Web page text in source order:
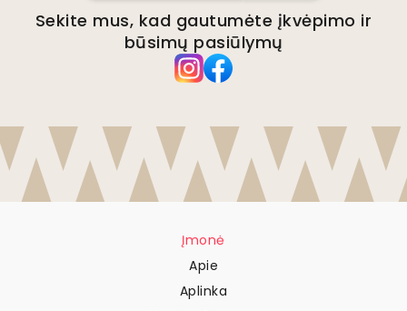
Sekite mus, kad gautumėte įkvėpimo ir
būsimų pasiūlymų
Įmonė
Apie
Aplinka